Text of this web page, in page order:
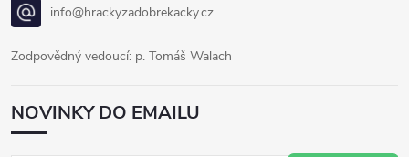
info@hrackyzadobrekacky.cz
Zodpovědný vedoucí: p. Tomáš Walach
NOVINKY DO EMAILU